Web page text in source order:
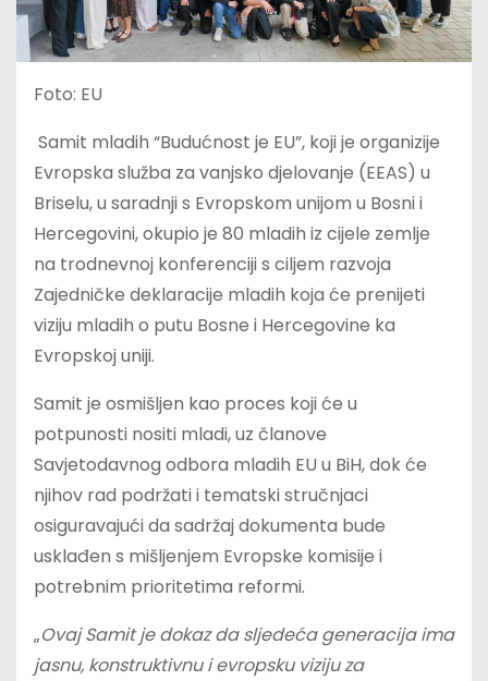
Foto: EU
Samit mladih “Budućnost je EU”, koji je organizije
Evropska služba za vanjsko djelovanje (EEAS) u
Briselu, u saradnji s Evropskom unijom u Bosni i
Hercegovini, okupio je 80 mladih iz cijele zemlje
na trodnevnoj konferenciji s ciljem razvoja
Zajedničke deklaracije mladih koja će prenijeti
viziju mladih o putu Bosne i Hercegovine ka
Evropskoj uniji.
Samit je osmišljen kao proces koji će u
potpunosti nositi mladi, uz članove
Savjetodavnog odbora mladih EU u BiH, dok će
njihov rad podržati i tematski stručnjaci
osiguravajući da sadržaj dokumenta bude
usklađen s mišljenjem Evropske komisije i
potrebnim prioritetima reformi.
„Ovaj Samit je dokaz da sljedeća generacija ima
jasnu, konstruktivnu i evropsku viziju za